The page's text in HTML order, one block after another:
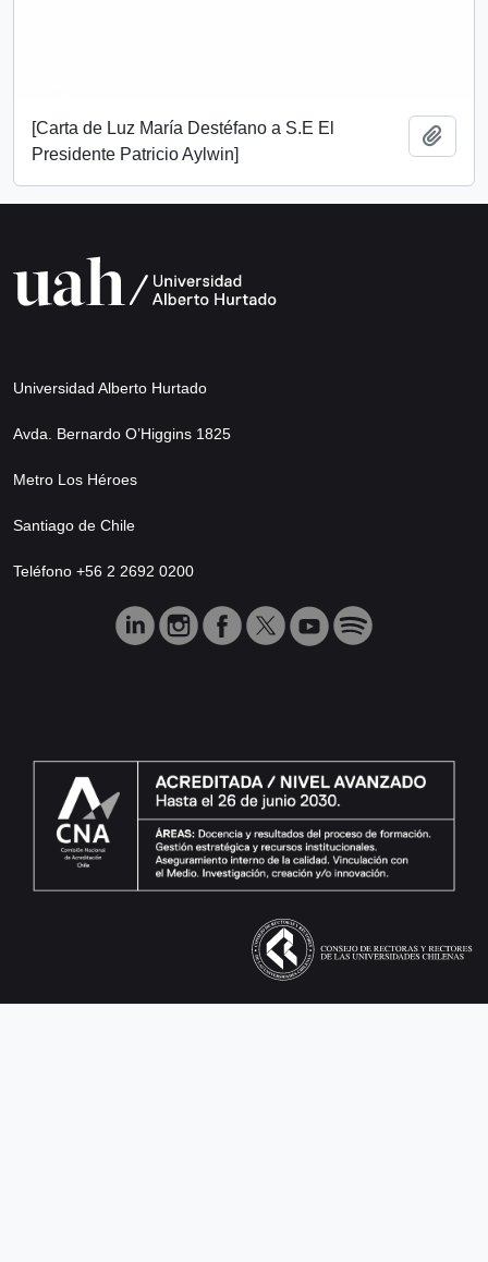
[Carta de Luz María Destéfano a S.E El
Presidente Patricio Aylwin]
Universidad Alberto Hurtado
Avda. Bernardo O’Higgins 1825
Metro Los Héroes
Santiago de Chile
Teléfono +56 2 2692 0200